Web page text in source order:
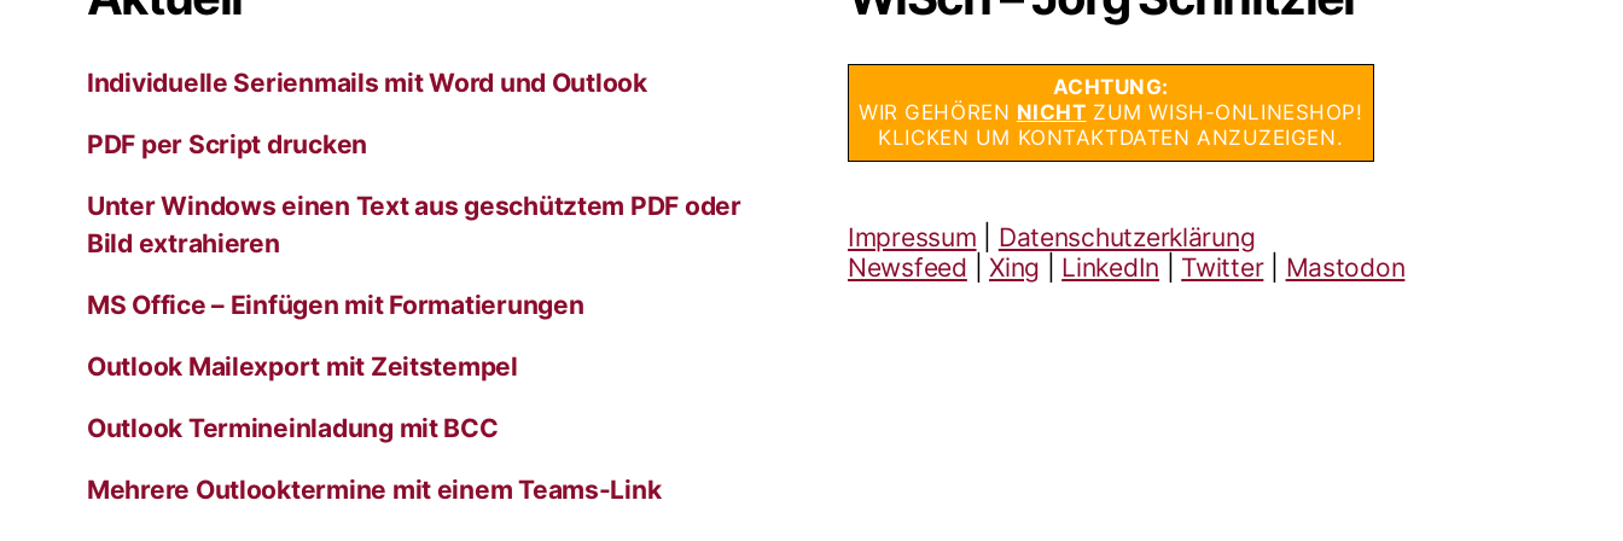
Individuelle Serienmails mit Word und Outlook
PDF per Script drucken
Unter Windows einen Text aus geschütztem PDF oder
Bild extrahieren
MS Office – Einfügen mit Formatierungen
Outlook Mailexport mit Zeitstempel
Outlook Termineinladung mit BCC
Mehrere Outlooktermine mit einem Teams-Link
ACHTUNG:
WIR GEHÖREN NICHT ZUM WISH-ONLINESHOP!
KLICKEN UM KONTAKTDATEN ANZUZEIGEN.
Impressum
Datenschutzerklärung
Newsfeed |Xing LinkedIn Twitter Mastodon